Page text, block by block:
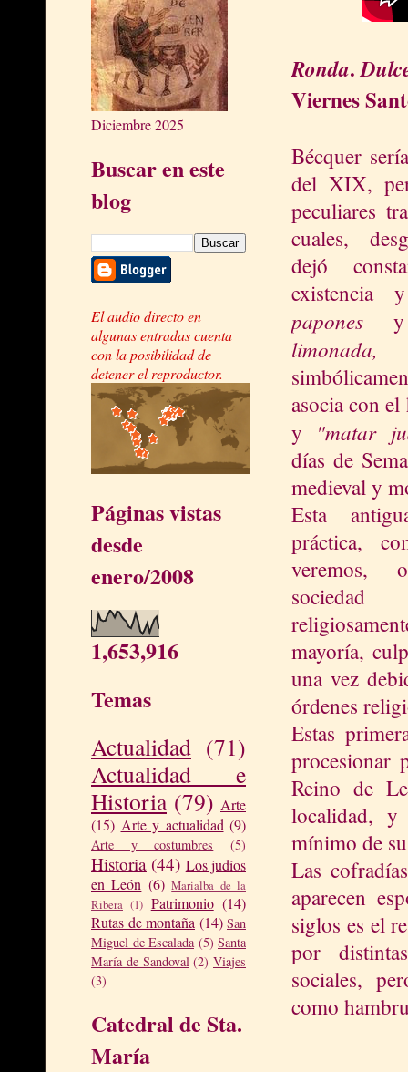
Diciembre 2025
Buscar en este
blog
El audio directo en
algunas entradas cuenta
con la posibilidad de
detener el reproductor.
Páginas vistas
desde
enero/2008
1,653,916
Temas
Actualidad (71)
Actualidad e
Historia (79) Arte
(15) Arte y actualidad (9)
Arte y costumbres (5)
Historia (44) Los judíos
en León (6) Marialba de la
Ribera (1) Patrimonio (14)
Rutas de montaña (14) San
Miguel de Escalada (5) Santa
María de Sandoval (2) Viajes
(3)
Catedral de Sta.
María
Ronda.
Viernes
Bécquer
del XIX,
peculiares
cuales,
dejó
existencia
papones
asocia con
y "matar
días de
medieval y
Esta
práctica,
veremos,
mayoría,
una vez
órdenes
Estas
procesionar
Reino de
localidad, y
mínimo de
Las
aparecen
siglos es el
por
sociales,
como